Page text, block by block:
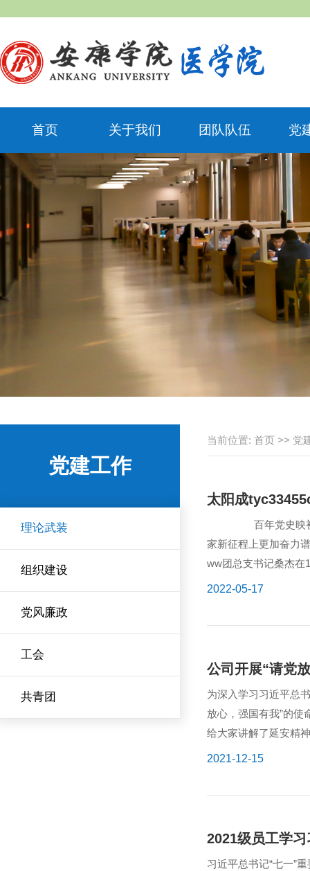
首页 关于我们 团队队伍 党
党建工作
理论武装
组织建设
党风廉政
工会
共青团
当前位置: 首页 >> 党
太阳成
百年党史映初心，
家新征程上更加奋力
ww团总支书记桑杰在
党...
2022-05-17
公司开展“请党
为深入学习习近平总
放心，强国有我”的
给大家讲解了延安精
谐社会的...
2021-12-15
2021级员工学
习近平总书记“七一”